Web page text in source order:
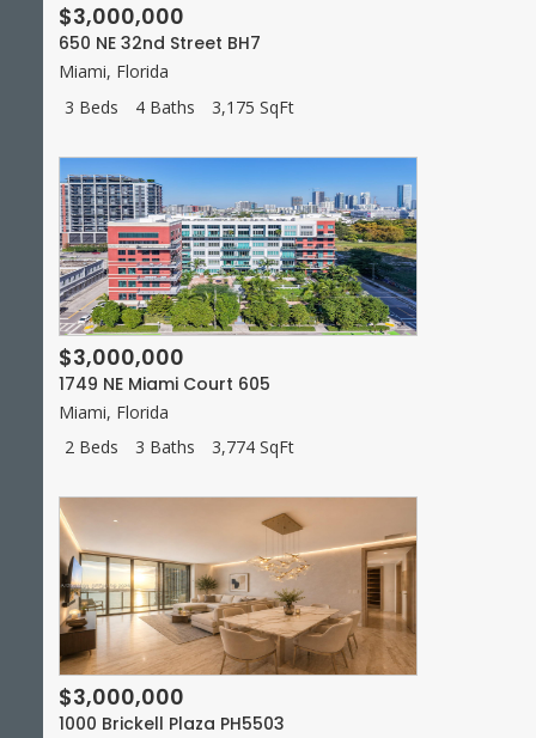
$3,000,000
650 NE 32nd Street BH7
Miami, Florida
3 Beds
4 Baths 3,175 SqFt
$3,000,000
1749 NE Miami Court 605
Miami, Florida
2 Beds
3 Baths 3,774 SqFt
$3,000,000
1000 Brickell Plaza PH5503